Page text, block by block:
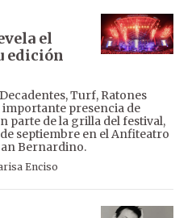
el
edición
Turf, Ratones
presencia de
parte de la grilla del festival,
septiembre en el Anfiteatro
Bernardino.
Enciso